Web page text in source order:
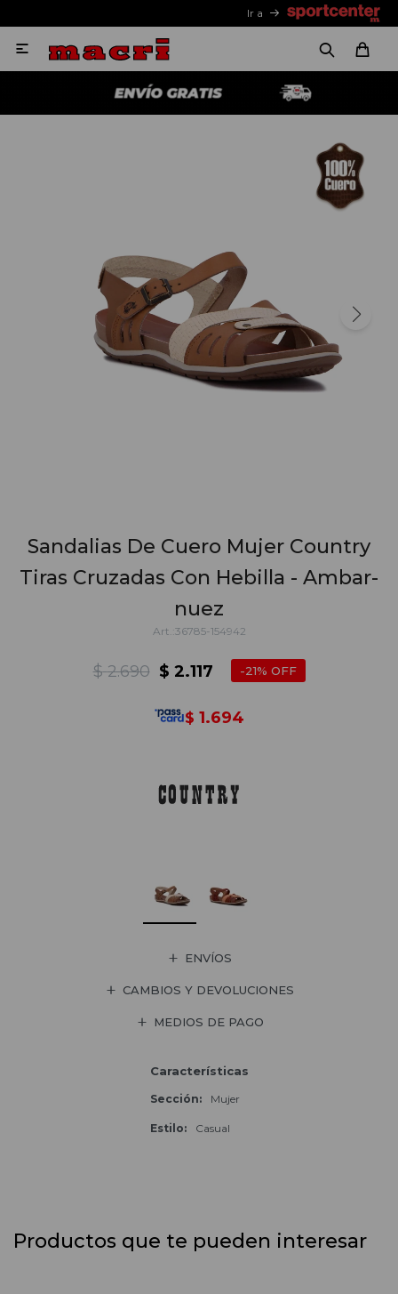
Ir a

Sandalias De Cuero Mujer Country
Tiras Cruzadas Con Hebilla - Ambar-
nuez
36785-154942
$ 2.117
$ 2.690 21
$ 1.694
ENVÍOS
CAMBIOS Y DEVOLUCIONES
MEDIOS DE PAGO
Características
Sección Mujer
Estilo Casual
Productos que te pueden interesar